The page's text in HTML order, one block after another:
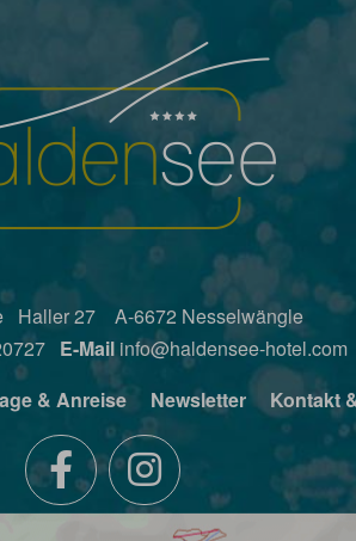
Haller 27 A-6672 Nesselwängle
E-Mail info@haldensee-hotel.com
& Anreise Newsletter Kontakt